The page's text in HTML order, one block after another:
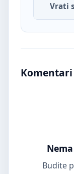
Vrati
Budite